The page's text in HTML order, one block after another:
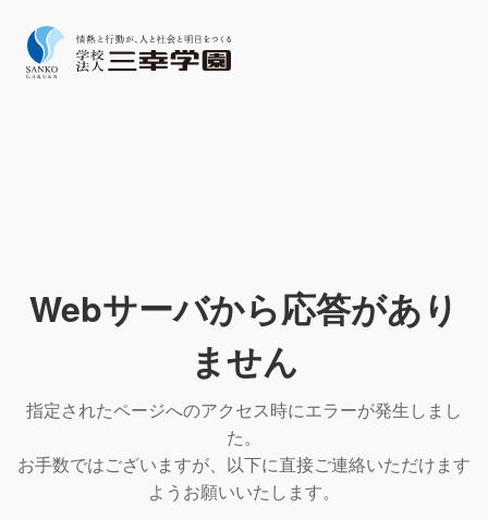
Webサーバから応答があり
ません
指定されたページへのアクセス時にエラーが発生しまし
た。
お手数ではございますが、以下に直接ご連絡いただけます
ようお願いいたします。